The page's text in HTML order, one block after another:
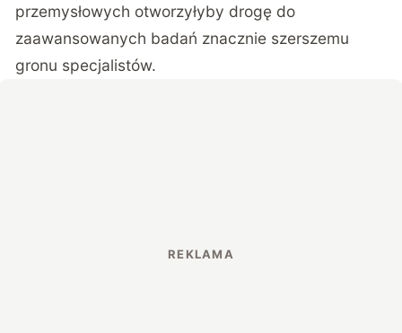
przemysłowych otworzyłyby drogę do
zaawansowanych badań znacznie szerszemu
gronu specjalistów.